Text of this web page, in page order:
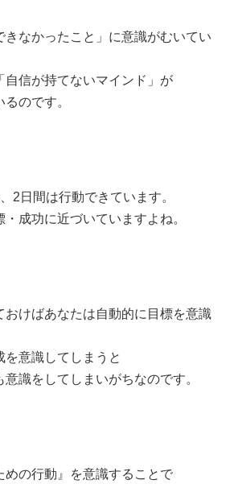
きなかったこと」に意識がむいてい
自信が持てないマインド」が
のです。
2日間は行動できています。
成功に近づいていますよね。
おけばあなたは自動的に目標を意識
を意識してしまうと
意識をしてしまいがちなのです。
めの行動』を意識することで